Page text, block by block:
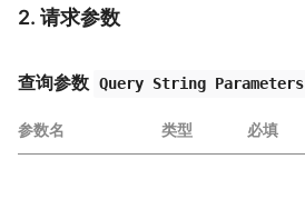
2. 请求参数
查询参数 Query String Parameters
参数名 类型 必填